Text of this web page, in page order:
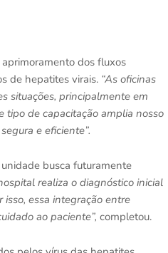
dos fluxos
de hepatites virais. “As oficinas
situações, principalmente em
tipo de capacitação amplia nosso
e eficiente”.
busca futuramente
realiza o diagnóstico inicial
essa integração entre
ao paciente”, completou.